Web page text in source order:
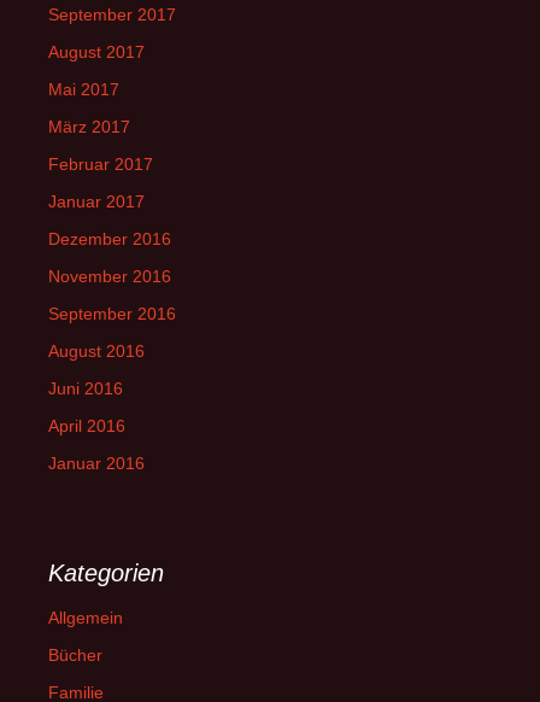
September 2017
August 2017
Mai 2017
März 2017
Februar 2017
Januar 2017
Dezember 2016
November 2016
September 2016
August 2016
Juni 2016
April 2016
Januar 2016
Kategorien
Allgemein
Bücher
Familie